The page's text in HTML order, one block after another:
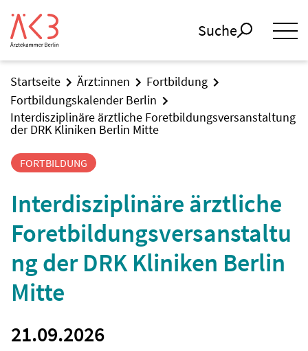
Suche
Startseite Ärzt:innen
Fortbildung
Fortbildungskalender Berlin
Interdisziplinäre ärztliche Foretbildungsversanstaltung
der DRK Kliniken Berlin Mitte
FORTBILDUNG
Interdisziplinäre ärztliche
Foretbildungsversanstaltu
ng der DRK Kliniken Berlin
Mitte
21.09.2026